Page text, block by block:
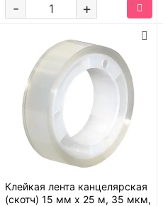
+
-
Клейкая лента канцелярская
(скотч) 15 мм х 25 м, 35 мкм,